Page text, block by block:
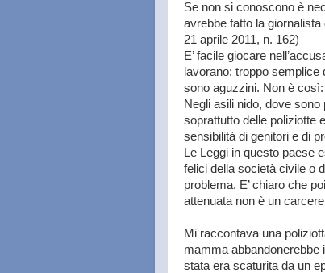
Se non si conoscono è
avrebbe fatto la
21 aprile 2011, n. 162)
E’ facile giocare
lavorano: troppo
sono aguzzini. Non è
Negli asili nido, dove
soprattutto delle poliziotte
sensibilità di genitori e di
Le Leggi in questo paese
felici della società civile o
problema. E’ chiaro che
attenuata non è un
Mi raccontava una
mamma abbandonerebbe
stata era scaturita da un